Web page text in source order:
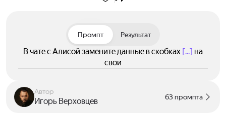
Промпт Результат
В чате с Алисой замените данные в скобках [...] на
свои
Автор
Игорь Верховцев 63 промпта